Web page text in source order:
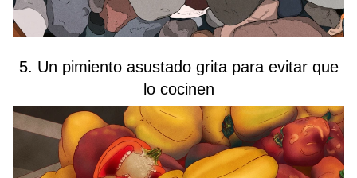
5. Un pimiento asustado grita para evitar que
lo cocinen